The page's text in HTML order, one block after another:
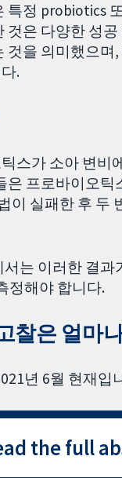
특정 probiotics
것은 다양한 성
것을 의미했으
.
스가 소아 변비
은 프로바이오
이 실패한 후 두
는 이러한 결
정해야 합니다.
찰은 얼마
년 6월 현재입
the full